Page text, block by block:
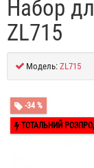
Набор
ZL715
Модель: ZL715
-34 %
ТОТАЛЬНИЙ